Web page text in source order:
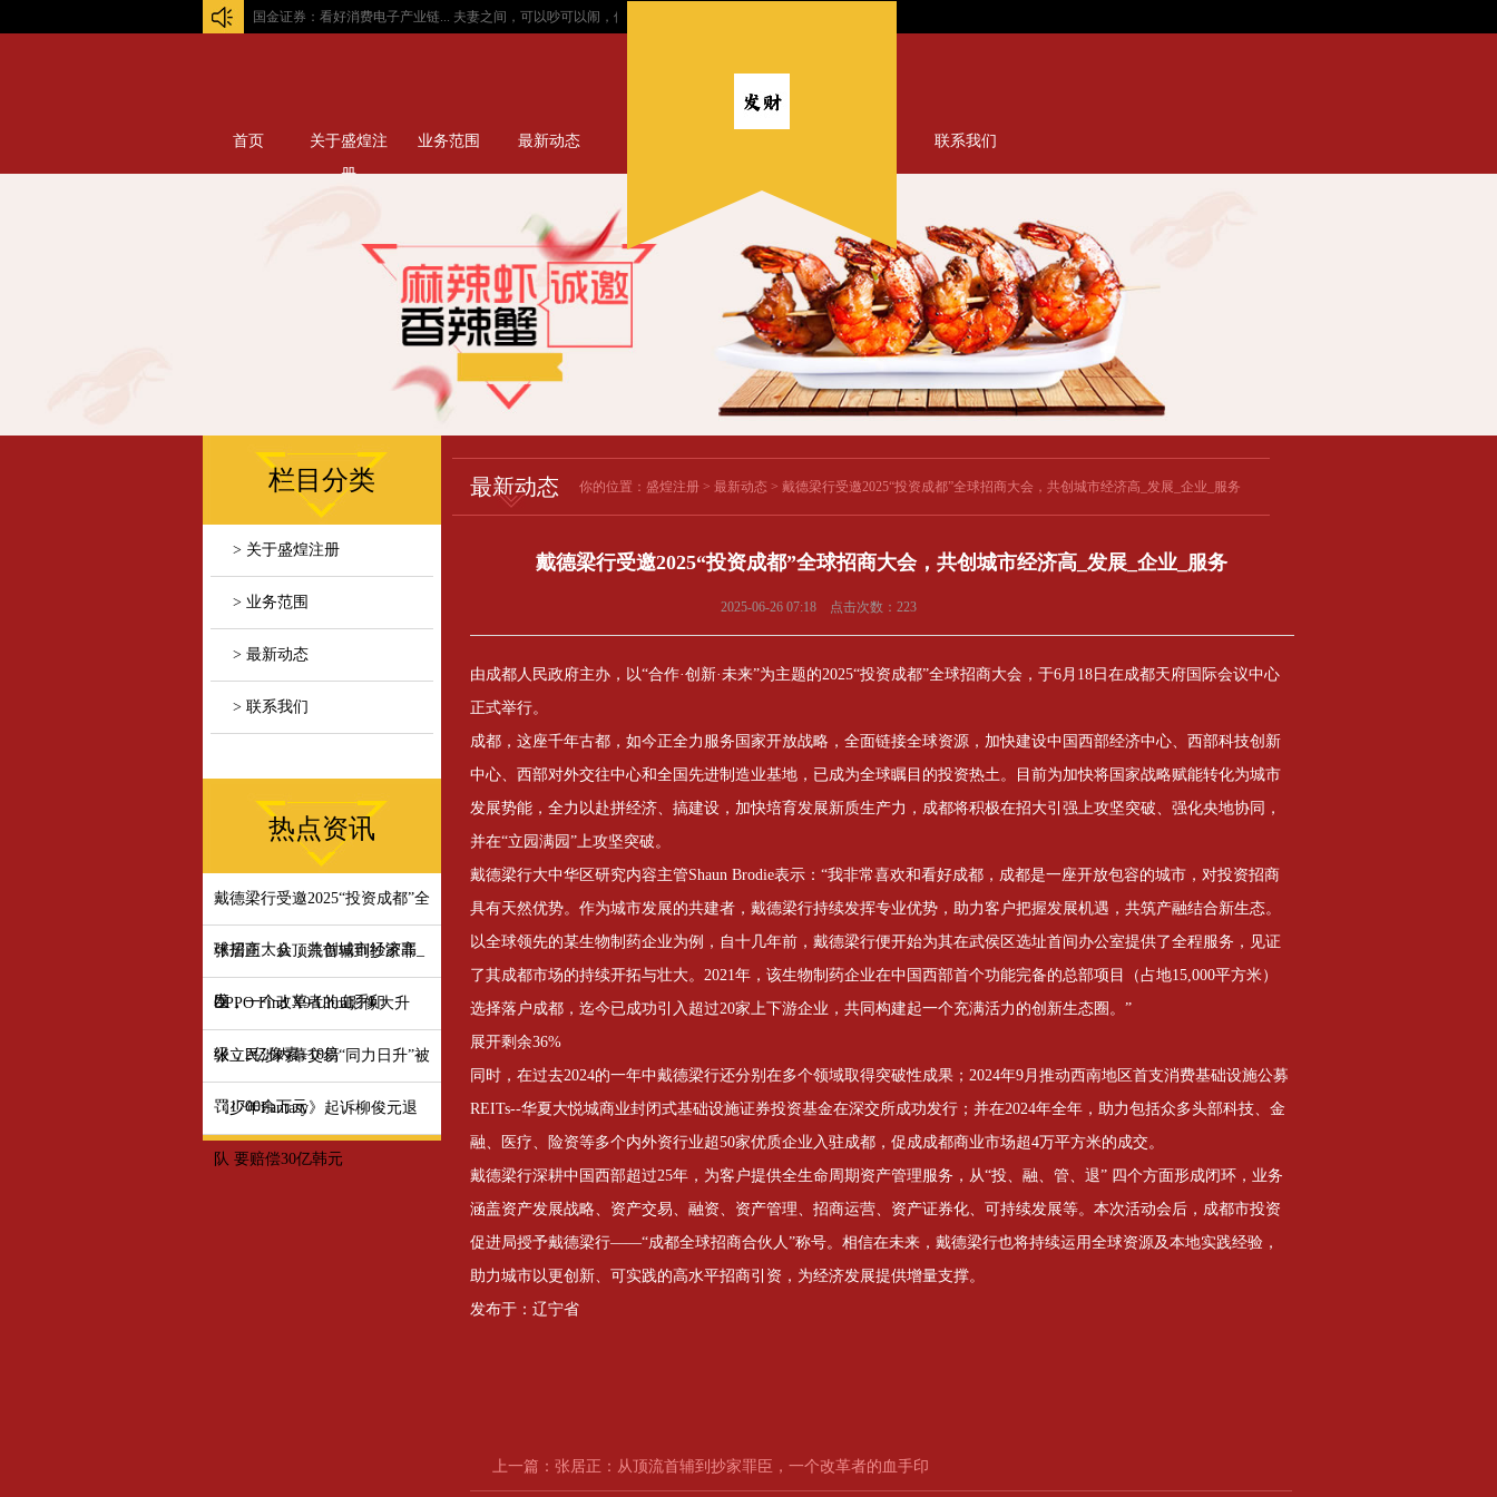
国金证券：看好消费电子产业链... 夫妻之间，可以吵可以闹，但有6件事不能做...
首页
关于盛煌注
册
业务范围 最新动态 联系我们
栏目分类
> 关于盛煌注册
> 业务范围
> 最新动态
> 联系我们
热点资讯
戴德梁行受邀2025“投资成都”全
球招商大会，共创城市经济高_
发
张居正：从顶流首辅到抄家罪
臣，一个改革者的血手印
OPPO Find X9 Ultra影像大升
级，2亿像素+10倍
张立民涉内幕交易“同力日升”被
罚1700余万元
《少年Fantasy》起诉柳俊元退
队 要赔偿30亿韩元
最新动态 你的位置： 盛煌注册 > 最新动态 > 戴德梁行受邀2025“投资成都”全球招商大会，共创城市经济高_发展_企业_服务
戴德梁行受邀2025“投资成都”全球招商大会，共创城市经济高_发展_企业_服务
2025-06-26 07:18 点击次数：223
由成都人民政府主办，以“合作·创新·未来”为主题的2025“投资成都”全球招商大会，于6月18日在成都天府国际会议中心
正式举行。
成都，这座千年古都，如今正全力服务国家开放战略，全面链接全球资源，加快建设中国西部经济中心、西部科技创新
中心、西部对外交往中心和全国先进制造业基地，已成为全球瞩目的投资热土。目前为加快将国家战略赋能转化为城市
发展势能，全力以赴拼经济、搞建设，加快培育发展新质生产力，成都将积极在招大引强上攻坚突破、强化央地协同，
并在“立园满园”上攻坚突破。
戴德梁行大中华区研究内容主管Shaun Brodie表示：“我非常喜欢和看好成都，成都是一座开放包容的城市，对投资招商
具有天然优势。作为城市发展的共建者，戴德梁行持续发挥专业优势，助力客户把握发展机遇，共筑产融结合新生态。
以全球领先的某生物制药企业为例，自十几年前，戴德梁行便开始为其在武侯区选址首间办公室提供了全程服务，见证
了其成都市场的持续开拓与壮大。2021年，该生物制药企业在中国西部首个功能完备的总部项目（占地15,000平方米）
选择落户成都，迄今已成功引入超过20家上下游企业，共同构建起一个充满活力的创新生态圈。”
展开剩余36%
同时，在过去2024的一年中戴德梁行还分别在多个领域取得突破性成果；2024年9月推动西南地区首支消费基础设施公募
REITs--华夏大悦城商业封闭式基础设施证券投资基金在深交所成功发行；并在2024年全年，助力包括众多头部科技、金
融、医疗、险资等多个内外资行业超50家优质企业入驻成都，促成成都商业市场超4万平方米的成交。
戴德梁行深耕中国西部超过25年，为客户提供全生命周期资产管理服务，从“投、融、管、退” 四个方面形成闭环，业务
涵盖资产发展战略、资产交易、融资、资产管理、招商运营、资产证券化、可持续发展等。本次活动会后，成都市投资
促进局授予戴德梁行——“成都全球招商合伙人”称号。相信在未来，戴德梁行也将持续运用全球资源及本地实践经验，
助力城市以更创新、可实践的高水平招商引资，为经济发展提供增量支撑。
发布于：辽宁省
上一篇： 张居正：从顶流首辅到抄家罪臣，一个改革者的血手印